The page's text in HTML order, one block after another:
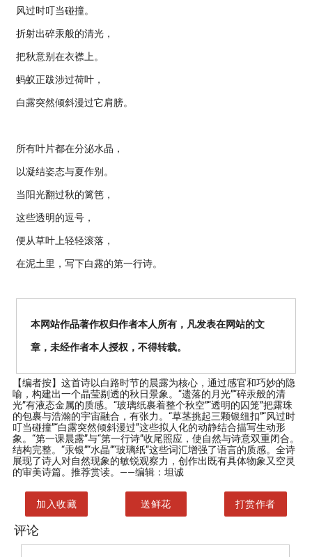
风过时叮当碰撞。
折射出碎汞般的清光，
把秋意别在衣襟上。
蚂蚁正跋涉过荷叶，
白露突然倾斜漫过它肩膀。
所有叶片都在分泌水晶，
以凝结姿态与夏作别。
当阳光翻过秋的篱笆，
这些透明的逗号，
便从草叶上轻轻滚落，
在泥土里，写下白露的第一行诗。
本网站作品著作权归作者本人所有，凡发表在网站的文
章，未经作者本人授权，不得转载。
【编者按】 这首诗以白路时节的晨露为核心，通过感官和巧妙的隐
喻，构建出一个晶莹剔透的秋日景象。“遗落的月光”“碎汞般的清
光”有液态金属的质感。“玻璃纸裹着整个秋空”“透明的囚笼”把露珠
的包裹与浩瀚的宇宙融合，有张力。“草茎挑起三颗银纽扣”“风过时
叮当碰撞”“白露突然倾斜漫过”这些拟人化的动静结合描写生动形
象。“第一课晨露”与“第一行诗”收尾照应，使自然与诗意双重闭合。
结构完整。“汞银”“水晶”“玻璃纸”这些词汇增强了语言的质感。全诗
展现了诗人对自然现象的敏锐观察力，创作出既有具体物象又空灵
的审美诗篇。推荐赏读。——编辑：坦诚
加入收藏 送鲜花 打赏作者
评论